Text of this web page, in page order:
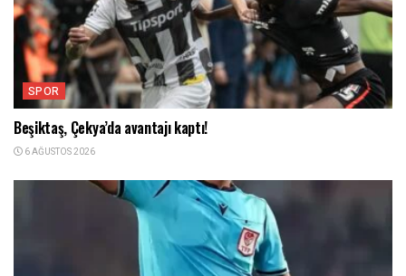
SPOR
Beşiktaş, Çekya’da avantajı kaptı!
6 AĞUSTOS 2026